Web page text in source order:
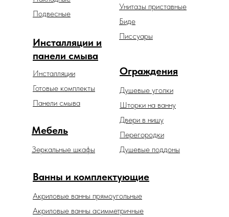
Унитазы приставные
Подвесные
Ванны и комплектующие
Акриловые ванны прямоугольные
Зеркальные шкафы
Мебель
Ограждения
Душевые уголки
Шторки на ванну
Двери в нишу
Перегородки
Биде
Душевые поддоны
Акриловые ванны асимметричные
Инсталляции и
панели смыва
Инсталляции
Готовые комплекты
Панели смыва
Писсуары